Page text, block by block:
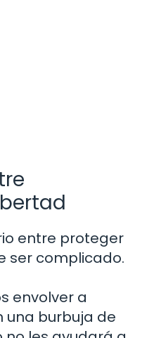
entre proteger
ser complicado.
envolver a
una burbuja de